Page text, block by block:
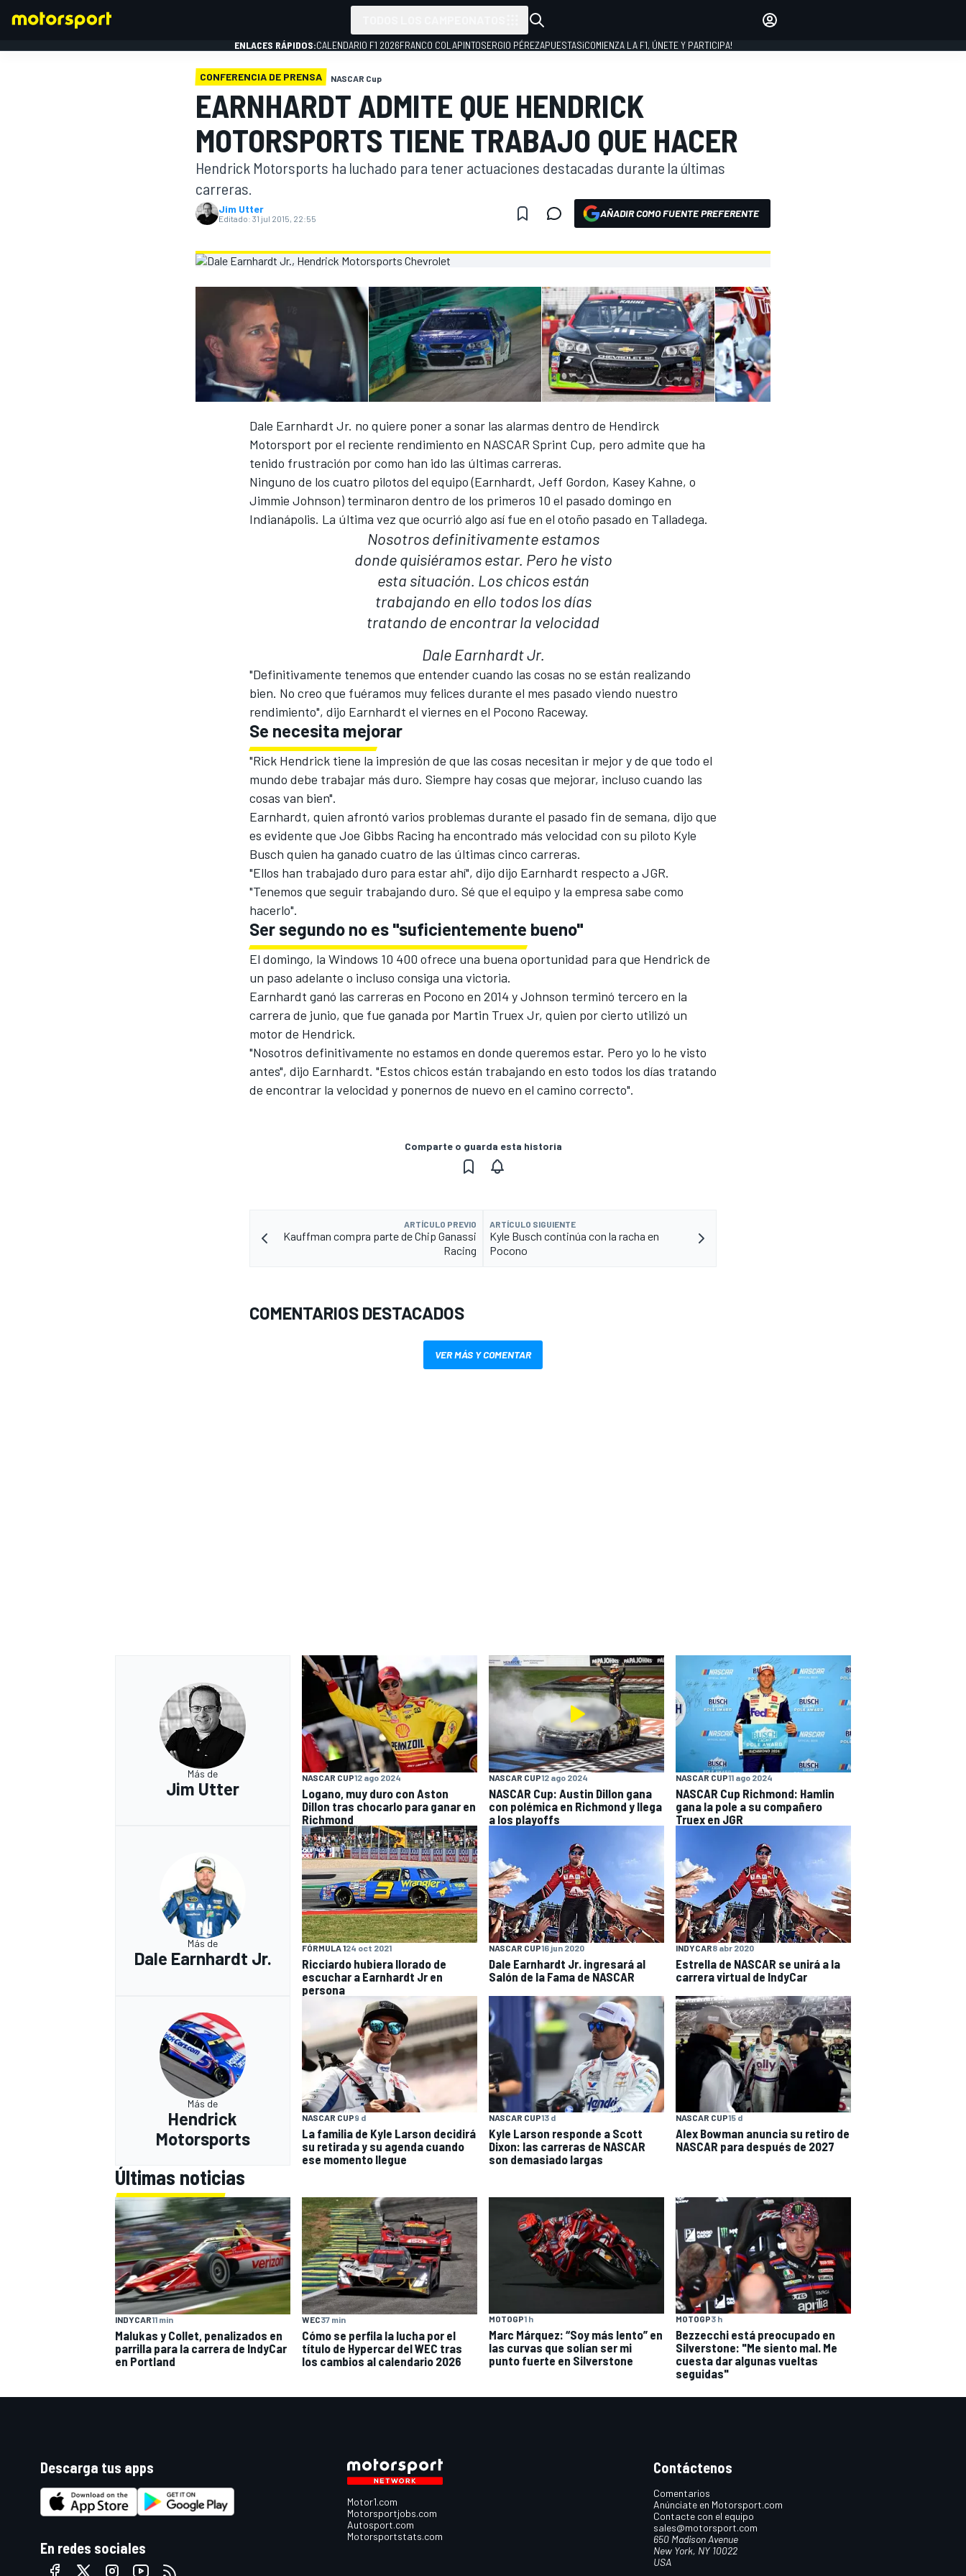
INICIAR SESIÓN
ENLACES RÁPIDOS:CALENDARIO F1 2026FRANCO COLAPINTOSERGIO PÉREZAPUESTAS¡COMIENZA LA F1, ÚNETE Y PARTICIPA!
CONFERENCIA DE PRENSA NASCAR Cup
EARNHARDT ADMITE QUE HENDRICK
MOTORSPORTS TIENE TRABAJO QUE HACER
Hendrick Motorsports ha luchado para tener actuaciones destacadas durante la últimas
carreras.
Jim Utter
Editado: 31 jul 2015, 22:55 AÑADIR COMO FUENTE PREFERENTE
Dale Earnhardt Jr. no quiere poner a sonar las alarmas dentro de Hendirck
Motorsport por el reciente rendimiento en NASCAR Sprint Cup, pero admite que ha
tenido frustración por como han ido las últimas carreras.
Ninguno de los cuatro pilotos del equipo (Earnhardt, Jeff Gordon, Kasey Kahne, o
Jimmie Johnson) terminaron dentro de los primeros 10 el pasado domingo en
Indianápolis. La última vez que ocurrió algo así fue en el otoño pasado en Talladega.
Nosotros definitivamente estamos
donde quisiéramos estar. Pero he visto
esta situación. Los chicos están
trabajando en ello todos los días
tratando de encontrar la velocidad
Dale Earnhardt Jr.
"Definitivamente tenemos que entender cuando las cosas no se están realizando
bien. No creo que fuéramos muy felices durante el mes pasado viendo nuestro
rendimiento", dijo Earnhardt el viernes en el Pocono Raceway.
Se necesita mejorar
"Rick Hendrick tiene la impresión de que las cosas necesitan ir mejor y de que todo el
mundo debe trabajar más duro. Siempre hay cosas que mejorar, incluso cuando las
cosas van bien".
Earnhardt, quien afrontó varios problemas durante el pasado fin de semana, dijo que
es evidente que Joe Gibbs Racing ha encontrado más velocidad con su piloto Kyle
Busch quien ha ganado cuatro de las últimas cinco carreras.
"Ellos han trabajado duro para estar ahí", dijo dijo Earnhardt respecto a JGR.
"Tenemos que seguir trabajando duro. Sé que el equipo y la empresa sabe como
hacerlo".
Ser segundo no es "suficientemente bueno"
El domingo, la Windows 10 400 ofrece una buena oportunidad para que Hendrick de
un paso adelante o incluso consiga una victoria.
Earnhardt ganó las carreras en Pocono en 2014 y Johnson terminó tercero en la
carrera de junio, que fue ganada por Martin Truex Jr, quien por cierto utilizó un
motor de Hendrick.
"Nosotros definitivamente no estamos en donde queremos estar. Pero yo lo he visto
antes", dijo Earnhardt. "Estos chicos están trabajando en esto todos los días tratando
de encontrar la velocidad y ponernos de nuevo en el camino correcto".
Comparte o guarda esta historia
ARTÍCULO PREVIO
Kauffman compra parte de Chip Ganassi
Racing
ARTÍCULO SIGUIENTE
Kyle Busch continúa con la racha en
Pocono
COMENTARIOS DESTACADOS
VER MÁS Y COMENTAR
Más de
Jim Utter
NASCAR CUP12 ago 2024
Logano, muy duro con Aston
Dillon tras chocarlo para ganar en
Richmond
NASCAR CUP12 ago 2024
NASCAR Cup: Austin Dillon gana
con polémica en Richmond y llega
a los playoffs
NASCAR CUP11 ago 2024
NASCAR Cup Richmond: Hamlin
gana la pole a su compañero
Truex en JGR
Más de
Dale Earnhardt Jr.
FÓRMULA 124 oct 2021
Ricciardo hubiera llorado de
escuchar a Earnhardt Jr en
persona
NASCAR CUP16 jun 2020
Dale Earnhardt Jr. ingresará al
Salón de la Fama de NASCAR
INDYCAR8 abr 2020
Estrella de NASCAR se unirá a la
carrera virtual de IndyCar
Más de
Hendrick
Motorsports
NASCAR CUP9 d
La familia de Kyle Larson decidirá
su retirada y su agenda cuando
ese momento llegue
NASCAR CUP13 d
Kyle Larson responde a Scott
Dixon: las carreras de NASCAR
son demasiado largas
NASCAR CUP15 d
Alex Bowman anuncia su retiro de
NASCAR para después de 2027
Últimas noticias
INDYCAR11 min
Malukas y Collet, penalizados en
parrilla para la carrera de IndyCar
en Portland
WEC37 min
Cómo se perfila la lucha por el
título de Hypercar del WEC tras
los cambios al calendario 2026
MOTOGP1 h
Marc Márquez: “Soy más lento” en
las curvas que solían ser mi
punto fuerte en Silverstone
MOTOGP3 h
Bezzecchi está preocupado en
Silverstone: "Me siento mal. Me
cuesta dar algunas vueltas
seguidas"
Descarga tus apps
En redes sociales
Motor1.com
Motorsportjobs.com
Autosport.com
Motorsportstats.com
Contáctenos
Comentarios
Anúnciate en Motorsport.com
Contacte con el equipo
sales@motorsport.com
650 Madison Avenue
New York, NY 10022
USA